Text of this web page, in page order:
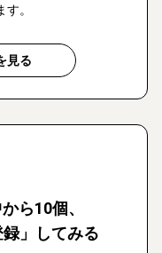
。
見る
ら10個、
」してみる